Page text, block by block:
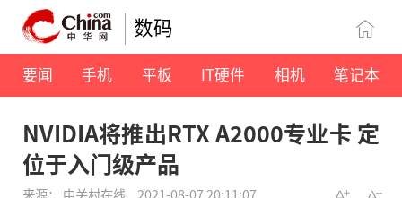
数码
要闻 手机 平板 IT硬件 相机 笔记本
NVIDIA将推出RTX A2000专业卡 定
位于入门级产品